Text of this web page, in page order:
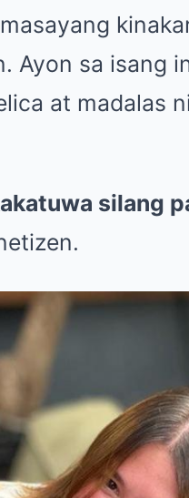
Ayon sa isang
at madalas
silang